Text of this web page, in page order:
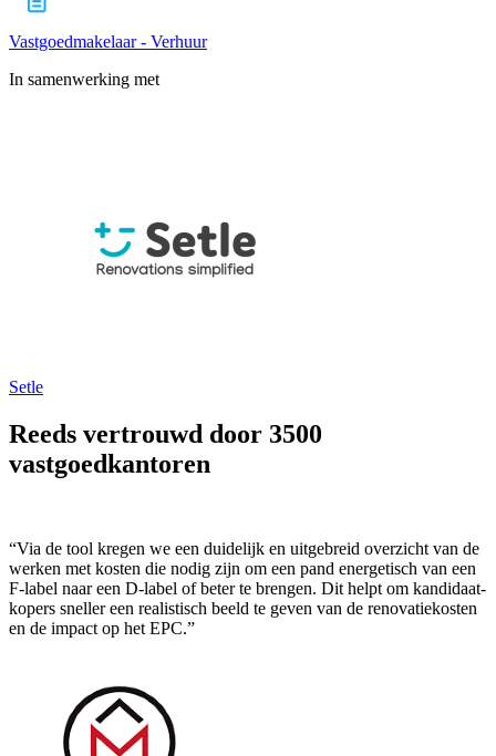
Vastgoedmakelaar - Verhuur
In samenwerking met
Setle
Reeds vertrouwd door 3500
vastgoedkantoren
“Via de tool kregen we een duidelijk en uitgebreid overzicht van de
werken met kosten die nodig zijn om een pand energetisch van een
F-label naar een D-label of beter te brengen. Dit helpt om kandidaat-
kopers sneller een realistisch beeld te geven van de renovatiekosten
en de impact op het EPC.”